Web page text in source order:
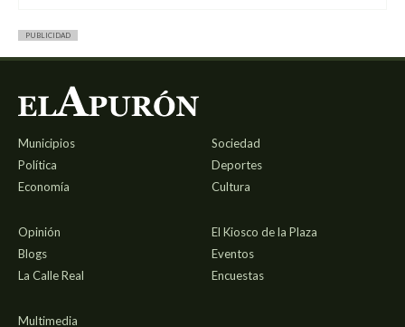
PUBLICIDAD
Municipios
Política
Economía
Sociedad
Deportes
Cultura
Opinión
Blogs
La Calle Real
El Kiosco de la Plaza
Eventos
Encuestas
Multimedia